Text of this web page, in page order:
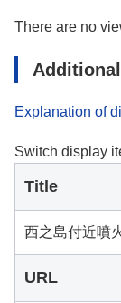
There are no
Explanation of
Switch display
Title
西之島付近噴
URL